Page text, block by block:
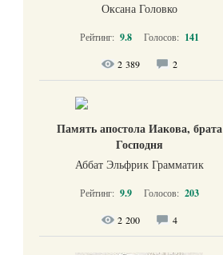
Оксана Головко
Рейтинг: 9.8 Голосов: 141
2 389 2
Память апостола Иакова, брата
Господня
Аббат Эльфрик Грамматик
Рейтинг: 9.9 Голосов: 203
2 200 4